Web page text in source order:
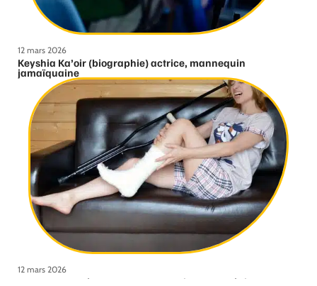
12 mars 2026
Keyshia Ka’oir (biographie) actrice, mannequin
jamaïquaine
12 mars 2026
Comment se déroule une consultation orthopédique ?